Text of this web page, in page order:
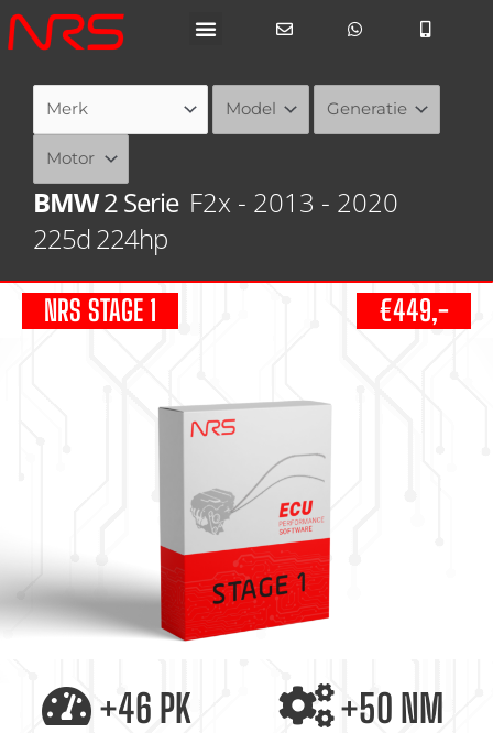
Ga
naar
BMW2 Serie F2x - 2013 - 2020
225d 224hp
NRS STAGE 1 €449,-
+46 PK +50 NM